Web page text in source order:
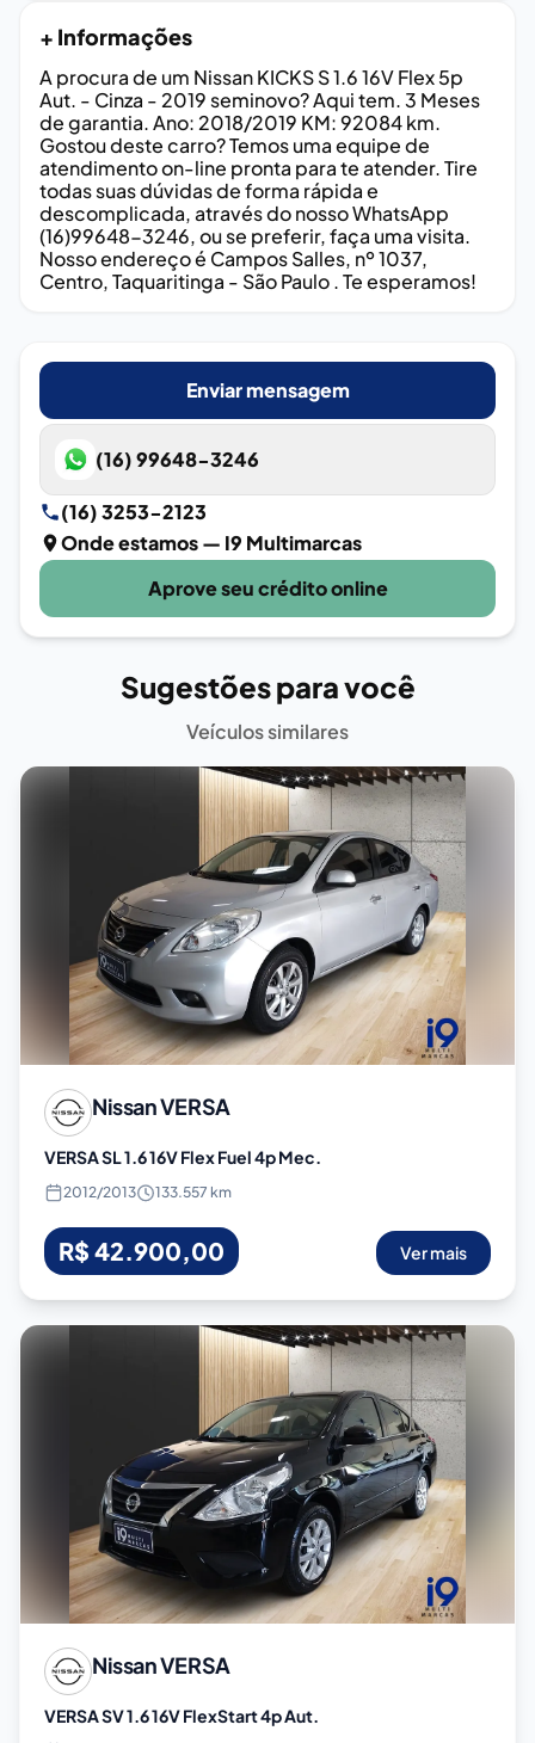
+ Informações
A procura de um Nissan KICKS S 1.6 16V Flex 5p
Aut. - Cinza - 2019 seminovo? Aqui tem. 3 Meses
de garantia. Ano: 2018/2019 KM: 92084 km.
Gostou deste carro? Temos uma equipe de
atendimento on-line pronta para te atender. Tire
todas suas dúvidas de forma rápida e
descomplicada, através do nosso WhatsApp
(16)99648-3246, ou se preferir, faça uma visita.
Nosso endereço é Campos Salles, nº 1037,
Centro, Taquaritinga - São Paulo . Te esperamos!
Enviar mensagem
(16) 99648-3246
(16) 3253-2123
Onde estamos— I9 Multimarcas
Aprove seu crédito online
Sugestões para você
Veículos similares
NissanVERSA
VERSA SL 1.6 16V Flex Fuel 4p Mec.
2012/2013 133.557 km
R$ 42.900,00 Ver mais
NissanVERSA
VERSA SV 1.6 16V FlexStart 4p Aut.